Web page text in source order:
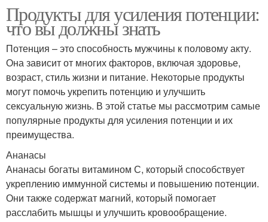
Продукты для усиления потенции:
что вы должны знать
Потенция – это способность мужчины к половому акту.
Она зависит от многих факторов, включая здоровье,
возраст, стиль жизни и питание. Некоторые продукты
могут помочь укрепить потенцию и улучшить
сексуальную жизнь. В этой статье мы рассмотрим самые
популярные продукты для усиления потенции и их
преимущества.
Ананасы
Ананасы богаты витамином С, который способствует
укреплению иммунной системы и повышению потенции.
Они также содержат магний, который помогает
расслабить мышцы и улучшить кровообращение.